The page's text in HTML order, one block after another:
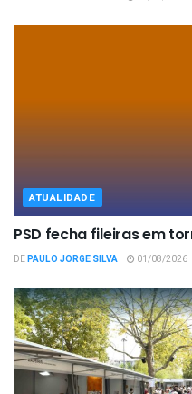
ATUALIDADE
PSD fecha fileiras em
DEPAULO JORGE SILVA 01/08/2026